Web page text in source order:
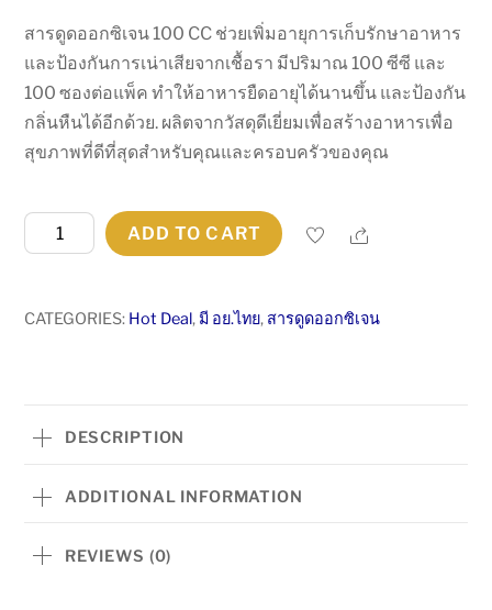
was:
฿396.00.
is:
฿280.00.
สารดูดออกซิเจน 100 CC ช่วยเพิ่มอายุการเก็บรักษาอาหาร
และป้องกันการเน่าเสียจากเชื้อรา มีปริมาณ 100 ซีซี และ
100 ซองต่อแพ็ค ทำให้อาหารยืดอายุได้นานขึ้น และป้องกัน
กลิ่นหืนได้อีกด้วย. ผลิตจากวัสดุดีเยี่ยมเพื่อสร้างอาหารเพื่อ
สุขภาพที่ดีที่สุดสำหรับคุณและครอบครัวของคุณ
ดูด
100
อาหาร
รา
กลิ่น
ADD TO CART Share
CATEGORIES: Hot Deal, มี อย.ไทย, สารดูดออกซิเจน
DESCRIPTION
ADDITIONAL INFORMATION
REVIEWS (0)